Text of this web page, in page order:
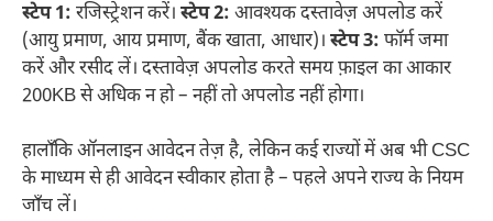
स्टेप 1: रजिस्ट्रेशन करें। स्टेप 2: आवश्यक दस्तावेज़ अपलोड करें
(आयु प्रमाण, आय प्रमाण, बैंक खाता, आधार)। स्टेप 3: फॉर्म जमा
करें और रसीद लें। दस्तावेज़ अपलोड करते समय फ़ाइल का आकार
200KB से अधिक न हो – नहीं तो अपलोड नहीं होगा।
हालाँकि ऑनलाइन आवेदन तेज़ है, लेकिन कई राज्यों में अब भी CSC
के माध्यम से ही आवेदन स्वीकार होता है – पहले अपने राज्य के नियम
जाँच लें।